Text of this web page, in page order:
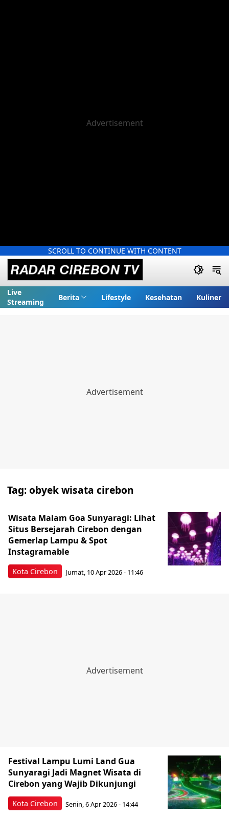
SCROLL TO CONTINUE WITH CONTENT
Live
Streaming
Berita Lifestyle Kesehatan Kuliner
Tag:obyek wisata cirebon
Kota Cirebon
Wisata Malam Goa Sunyaragi: Lihat
Situs Bersejarah Cirebon dengan
Gemerlap Lampu & Spot
Instagramable
Jumat, 10 Apr 2026 - 11:46
Kota Cirebon
Festival Lampu Lumi Land Gua
Sunyaragi Jadi Magnet Wisata di
Cirebon yang Wajib Dikunjungi
Senin, 6 Apr 2026 - 14:44